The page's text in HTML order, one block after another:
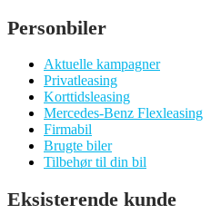
Personbiler
Aktuelle kampagner
Privatleasing
Korttidsleasing
Mercedes-Benz Flexleasing
Firmabil
Brugte biler
Tilbehør til din bil
Eksisterende kunde